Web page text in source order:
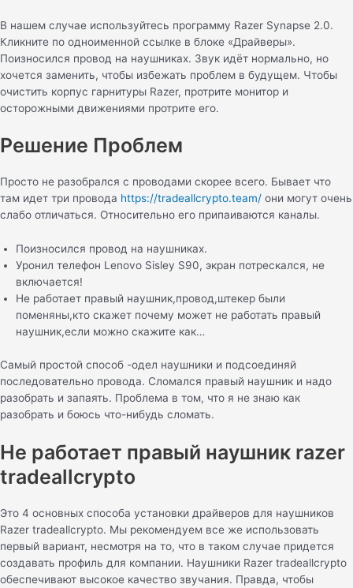
В нашем случае используйтесь программу Razer Synapse 2.0.
Кликните по одноименной ссылке в блоке «Драйверы».
Поизносился провод на наушниках. Звук идёт нормально, но
хочется заменить, чтобы избежать проблем в будущем. Чтобы
очистить корпус гарнитуры Razer, протрите монитор и
осторожными движениями протрите его.
Решение Проблем
Просто не разобрался с проводами скорее всего. Бывает что
там идет три провода https://tradeallcrypto.team/ они могут очень
слабо отличаться. Относительно его припаиваются каналы.
Поизносился провод на наушниках.
Уронил телефон Lenovo Sisley S90, экран потрескался, не
включается!
Не работает правый наушник,провод,штекер были
поменяны,кто скажет почему может не работать правый
наушник,если можно скажите как…
Самый простой способ -одел наушники и подсоединяй
последовательно провода. Сломался правый наушник и надо
разобрать и запаять. Проблема в том, что я не знаю как
разобрать и боюсь что-нибудь сломать.
Не работает правый наушник razer
tradeallcrypto
Это 4 основных способа установки драйверов для наушников
Razer tradeallcrypto. Мы рекомендуем все же использовать
первый вариант, несмотря на то, что в таком случае придется
создавать профиль для компании. Наушники Razer tradeallcrypto
обеспечивают высокое качество звучания. Правда, чтобы